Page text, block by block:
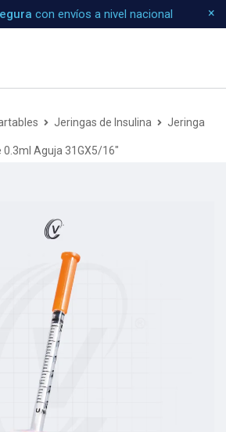
con envíos a nivel nacional
Jeringas de Insulina Jeringa
Aguja 31GX5/16″